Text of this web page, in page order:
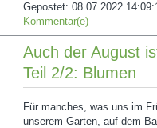
Gepostet: 08.07.2022
Kommentar(e)
Auch der August
Teil 2/2: Blumen
Für manches, was uns im
unserem Garten, auf dem